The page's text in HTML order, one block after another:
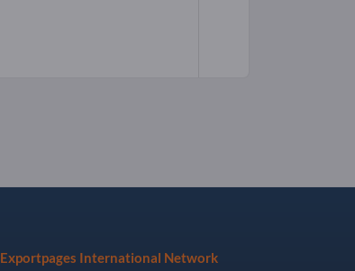
Exportpages International Network